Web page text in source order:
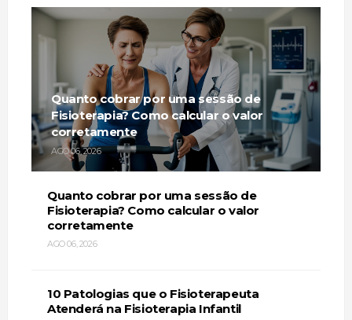
Quanto cobrar por uma sessão de
Fisioterapia? Como calcular o valor
corretamente
AGO 06, 2026
Quanto cobrar por uma sessão de
Fisioterapia? Como calcular o valor
corretamente
AGO 06, 2026
10 Patologias que o Fisioterapeuta
Atenderá na Fisioterapia Infantil